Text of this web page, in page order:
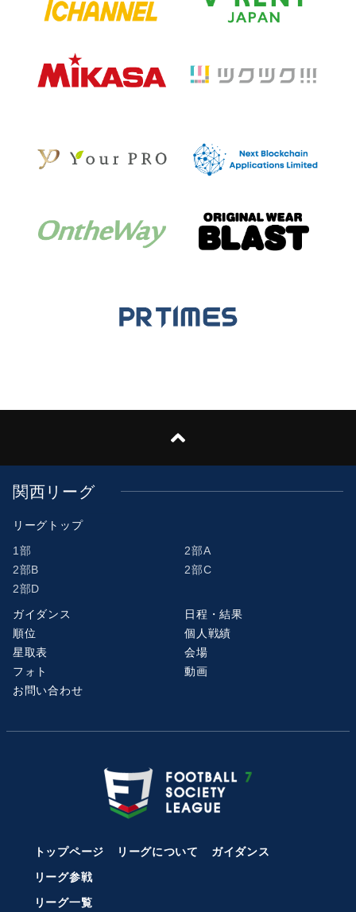
関西リーグ
リーグトップ
1部
2部A
2部B
2部C
2部D
ガイダンス
日程・結果
順位
個人戦績
星取表
会場
フォト
動画
お問い合わせ
トップページ リーグについて
ガイダンス
リーグ参戦
リーグ一覧